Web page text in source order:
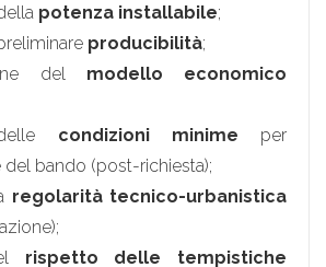
potenza installabile;
producibilità;
del modello economico
condizioni minime per
del bando (post-richiesta);
regolarità tecnico-urbanistica
rispetto delle tempistiche